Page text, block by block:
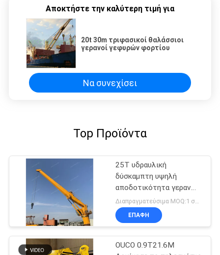
Αποκτήστε την καλύτερη τιμή για
20t 30m τριφασικοί θαλάσσιοι
γερανοί γεφυρών φορτίου
Να συνεχίσει
Top Προϊόντα
25T υδραυλική
δύσκαμπτη υψηλή
αποδοτικότητα γερανών
βραχιόνων θαλάσσια
ηλεκτρική για βαρέων
καθηκόντων
ΕΠΑΦΉ
OUCO 0.9T21.6M